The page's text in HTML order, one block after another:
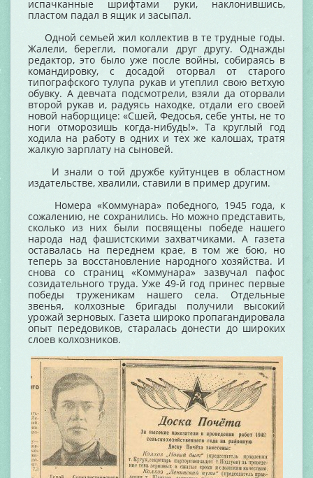
испачканные шрифтами руки, наклонившись,
пластом падал в ящик и засыпал.
Одной семьей жил коллектив в те трудные годы.
Жалели, берегли, помогали друг другу. Однажды
редактор, это было уже после войны, собираясь в
командировку, с досадой оторвал от старого
типографского тулупа рукав и утеплил свою ветхую
обувку. А девчата подсмотрели, взяли да оторвали
второй рукав и, радуясь находке, отдали его своей
новой наборщице: «Сшей, Федосья, себе унты, не то
ноги отморозишь когда-нибудь!». Та круглый год
ходила на работу в одних и тех же калошах, тратя
жалкую зарплату на сыновей.
И знали о той дружбе куйтунцев в областном
издательстве, хвалили, ставили в пример другим.
Номера «Коммунара» победного, 1945 года, к
сожалению, не сохранились. Но можно представить,
сколько из них были посвящены победе нашего
народа над фашистскими захватчиками. А газета
оставалась на переднем крае, в том же бою, но
теперь за восстановление народного хозяйства. И
снова со страниц «Коммунара» зазвучал пафос
созидательного труда. Уже 49-й год принес первые
победы труженикам нашего села. Отдельные
звенья, колхозные бригады получили высокий
урожай зерновых. Газета широко пропагандировала
опыт передовиков, старалась донести до широких
слоев колхозников.